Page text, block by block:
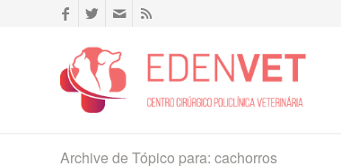
Archive de Tópico para: cachorros